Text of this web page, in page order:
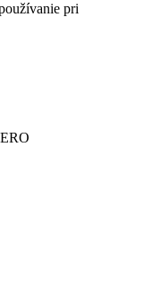
pri